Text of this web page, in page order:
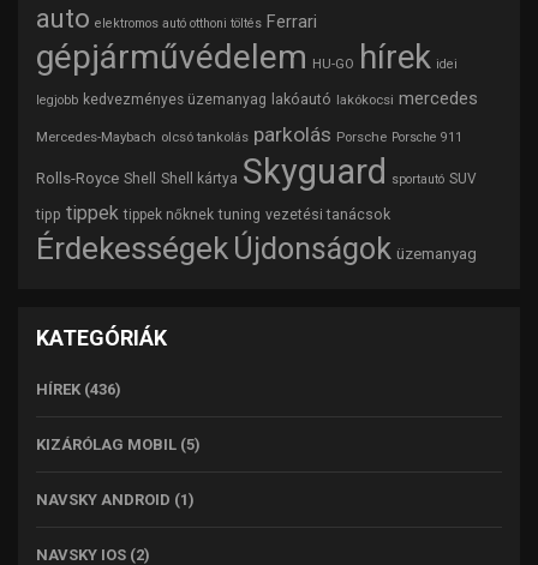
auto elektromos autó otthoni töltés Ferrari
gépjárművédelem HU-GO hírek idei
legjobb kedvezményes üzemanyag lakóautó lakókocsi mercedes
Mercedes-Maybach olcsó tankolás parkolás Porsche Porsche 911
Rolls-Royce Shell Shell kártya Skyguard sportautó SUV
tipp tippek tippek nőknek tuning vezetési tanácsok
Érdekességek Újdonságok üzemanyag
KATEGÓRIÁK
HÍREK (436)
KIZÁRÓLAG MOBIL (5)
NAVSKY ANDROID (1)
NAVSKY IOS (2)